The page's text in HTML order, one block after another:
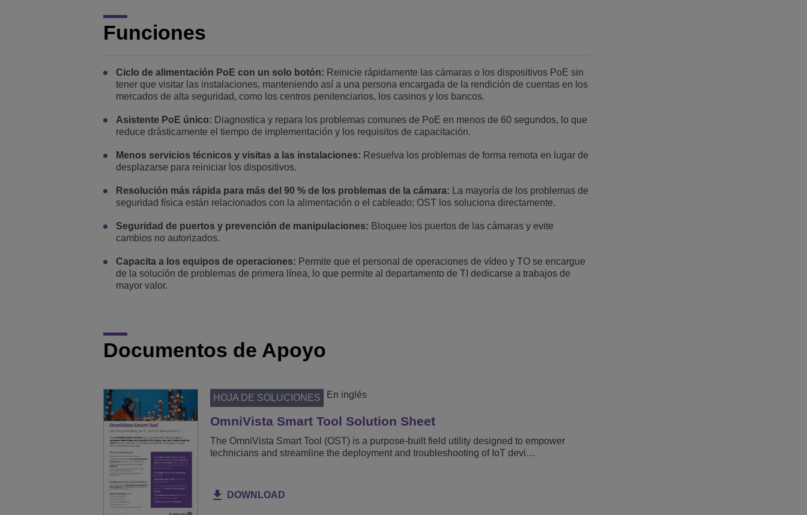
Funciones
Ciclo de alimentación PoE con un solo botón: Reinicie rápidamente las cámaras o los dispositivos PoE sin
tener que visitar las instalaciones, manteniendo así a una persona encargada de la rendición de cuentas en los
mercados de alta seguridad, como los centros penitenciarios, los casinos y los bancos.
Asistente PoE único: Diagnostica y repara los problemas comunes de PoE en menos de 60 segundos, lo que
reduce drásticamente el tiempo de implementación y los requisitos de capacitación.
Menos servicios técnicos y visitas a las instalaciones: Resuelva los problemas de forma remota en lugar de
desplazarse para reiniciar los dispositivos.
Resolución más rápida para más del 90 % de los problemas de la cámara: La mayoría de los problemas de
seguridad física están relacionados con la alimentación o el cableado; OST los soluciona directamente.
Seguridad de puertos y prevención de manipulaciones: Bloquee los puertos de las cámaras y evite
cambios no autorizados.
Capacita a los equipos de operaciones: Permite que el personal de operaciones de vídeo y TO se encargue
de la solución de problemas de primera línea, lo que permite al departamento de TI dedicarse a trabajos de
mayor valor.
Documentos de Apoyo
HOJA DE SOLUCIONES En inglés
OmniVista Smart Tool Solution Sheet
The OmniVista Smart Tool (OST) is a purpose-built field utility designed to empower
technicians and streamline the deployment and troubleshooting of IoT devi…
DOWNLOAD